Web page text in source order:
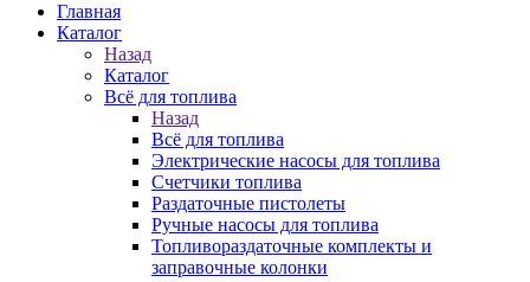
Главная
Каталог
Назад
Каталог
Всё для топлива
Назад
Всё для топлива
Электрические насосы для топлива
Счетчики топлива
Раздаточные пистолеты
Ручные насосы для топлива
Топливораздаточные комплекты и
заправочные колонки